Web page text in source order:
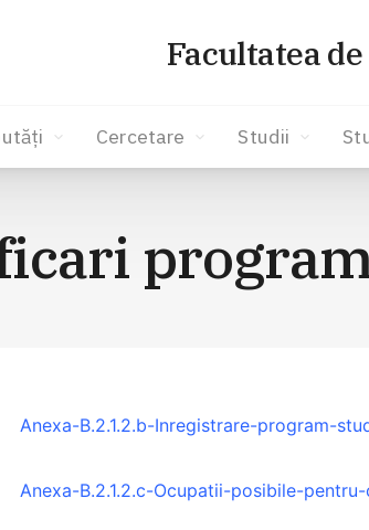
Facultatea
Cercetare Studii
Anexa-B.2.1.2.b-Inregistrare-program-
Anexa-B.2.1.2.c-Ocupatii-posibile-pentru-